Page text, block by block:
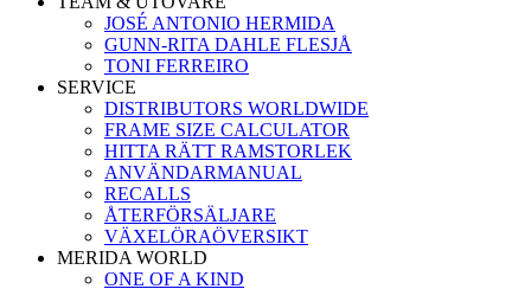
JOSÉ ANTONIO HERMIDA
GUNN-RITA DAHLE FLESJÅ
TONI FERREIRO
SERVICE
DISTRIBUTORS WORLDWIDE
FRAME SIZE CALCULATOR
HITTA RÄTT RAMSTORLEK
ANVÄNDARMANUAL
RECALLS
ÅTERFÖRSÄLJARE
VÄXELÖRAÖVERSIKT
MERIDA WORLD
ONE OF A KIND